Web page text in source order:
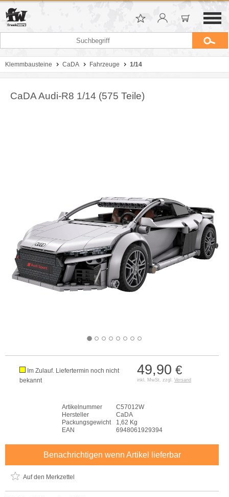
Klemmbausteine CaDA Fahrzeuge 1/14
CaDA Audi-R8 1/14 (575 Teile)
49,90 €
inkl. MwSt. zzgl. Versand
Im Zulauf. Liefertermin noch nicht
bekannt
Artikelnummer
C57012W
Hersteller
CaDA
Packungsgewicht
1,62 Kg
EAN
6948061929394
Benachrichtigen wenn Artikel lieferbar
Auf den Merkzettel